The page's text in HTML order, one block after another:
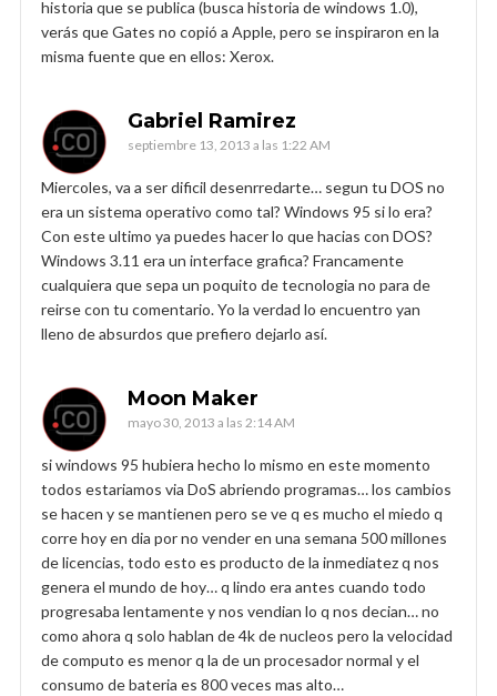
historia que se publica (busca historia de windows 1.0),
verás que Gates no copió a Apple, pero se inspiraron en la
misma fuente que en ellos: Xerox.
Gabriel Ramirez
septiembre 13, 2013 a las 1:22 AM
Miercoles, va a ser dificil desenrredarte… segun tu DOS no
era un sistema operativo como tal? Windows 95 si lo era?
Con este ultimo ya puedes hacer lo que hacias con DOS?
Windows 3.11 era un interface grafica? Francamente
cualquiera que sepa un poquito de tecnologia no para de
reirse con tu comentario. Yo la verdad lo encuentro yan
lleno de absurdos que prefiero dejarlo así.
Moon Maker
mayo 30, 2013 a las 2:14 AM
si windows 95 hubiera hecho lo mismo en este momento
todos estariamos via DoS abriendo programas… los cambios
se hacen y se mantienen pero se ve q es mucho el miedo q
corre hoy en dia por no vender en una semana 500 millones
de licencias, todo esto es producto de la inmediatez q nos
genera el mundo de hoy… q lindo era antes cuando todo
progresaba lentamente y nos vendian lo q nos decian… no
como ahora q solo hablan de 4k de nucleos pero la velocidad
de computo es menor q la de un procesador normal y el
consumo de bateria es 800 veces mas alto…